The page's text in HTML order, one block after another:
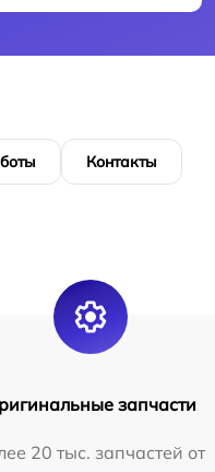
Контакты
запчасти
20 тыс. запчастей от